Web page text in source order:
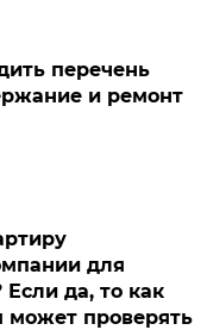
перечень
и ремонт
для
да, то как
может проверять